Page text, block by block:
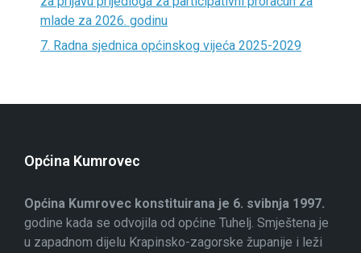
mlade za 2026. godinu
7. Radna sjednica općinskog vijeća 2025-2029
Općina Kumrovec
Općina Kumrovec konstituirana je 6. svibnja 1997.
godine kada se odvojila od općine Tuhelj. Smještena je
u zapadnom dijelu Krapinsko-zagorske županije i leži